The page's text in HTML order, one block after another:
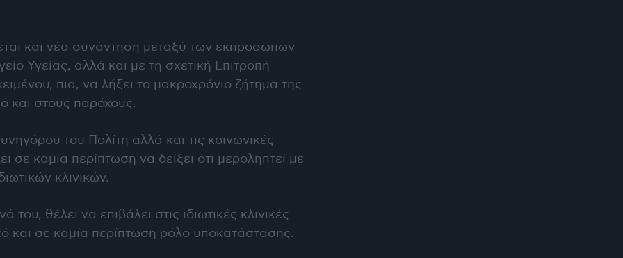
και νέα συνάντηση μεταξύ των εκπροσώπων
Υγείας, αλλά και με τη σχετική Επιτροπή
πια, να λήξει το μακροχρόνιο ζήτημα της
και στους παρόχους.
του Πολίτη αλλά και τις κοινωνικές
σε καμία περίπτωση να δείξει ότι μεροληπτεί με
κλινικών.
του, θέλει να επιβάλει στις ιδιωτικές κλινικές
και σε καμία περίπτωση ρόλο υποκατάστασης.